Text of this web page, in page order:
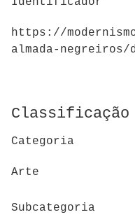
https://
almada-
Classificação
Categoria
Arte
Subcategoria